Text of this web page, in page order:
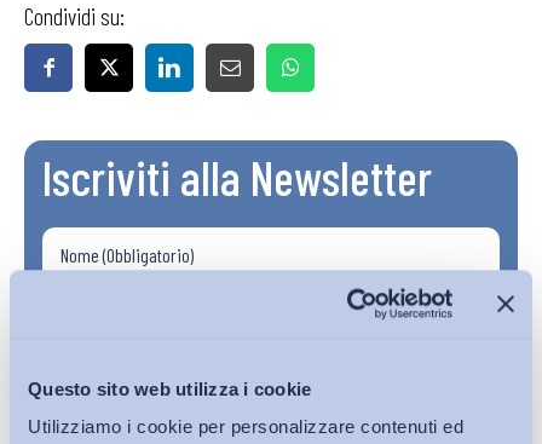
Questo sito web utilizza i cookie
Utilizziamo i cookie per personalizzare contenuti ed
Condividi su:
Iscriviti alla Newsletter